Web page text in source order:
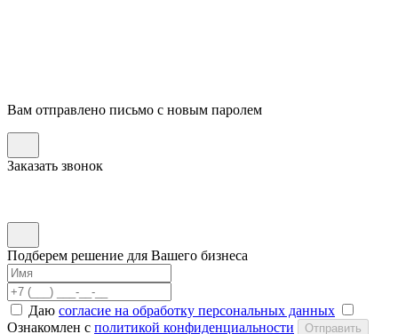
Вам отправлено письмо с новым паролем
Заказать звонок
Подберем решение для Вашего бизнеса
Даю согласие на обработку персональных данных
Ознакомлен с политикой конфиденциальности Отправить